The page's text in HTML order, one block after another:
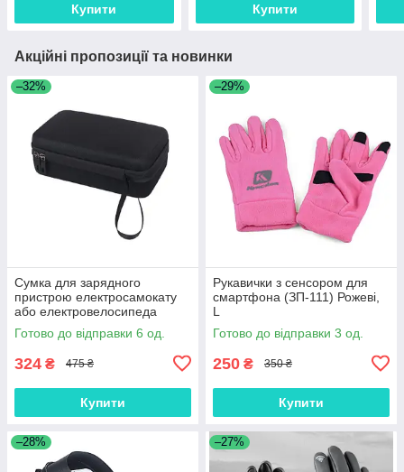
Купити Купити
Акційні пропозиції та новинки
–32%
Сумка для зарядного
пристрою електросамокату
або електровелосипеда
Готово до відправки 6 од.
324 ₴ 475 ₴
Купити
–29%
Рукавички з сенсором для
смартфона (ЗП-111) Рожеві,
L
Готово до відправки 3 од.
250 ₴ 350 ₴
Купити
–28% –27%